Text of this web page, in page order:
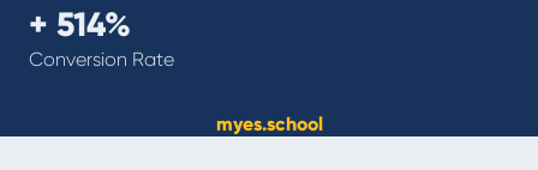
+ 514%
Conversion Rate
myes.school